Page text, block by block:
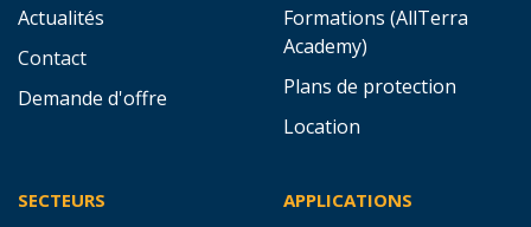
Actualités
Contact
Demande d'offre
Formations (AllTerra
Academy)
Plans de protection
Location
SECTEURS APPLICATIONS